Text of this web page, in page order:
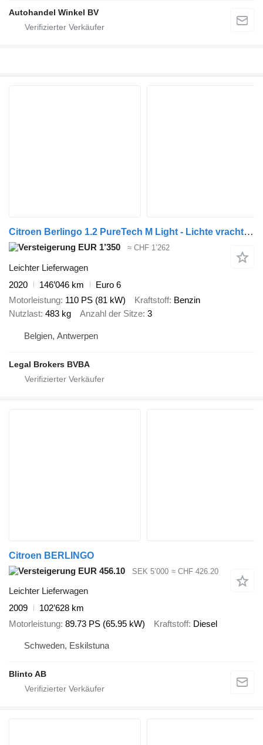
Autohandel Winkel BV
Citroen Berlingo 1.2 PureTech M Light - Lichte vracht.(MARGE)
EUR 1’350 ≈ CHF 1’262
Leichter Lieferwagen
2020
146’046 km
Euro 6
Motorleistung 110 PS (81 kW) Kraftstoff Benzin
Nutzlast 483 kg Anzahl der Sitze 3
Belgien, Antwerpen
Legal Brokers BVBA
Citroen BERLINGO
EUR 456.10
SEK 5’000 ≈ CHF 426.20
Leichter Lieferwagen
2009
102’628 km
Motorleistung 89.73 PS (65.95 kW) Kraftstoff Diesel
Schweden, Eskilstuna
Blinto AB